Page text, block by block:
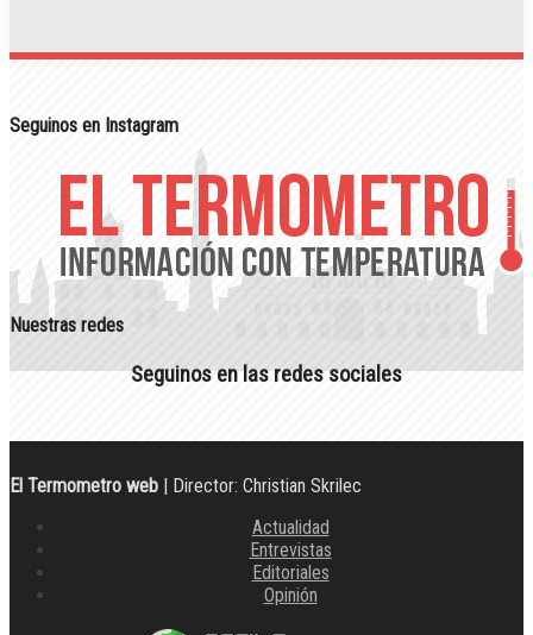
Seguinos en Instagram
Nuestras redes
Seguinos en las redes sociales
El Termometro web | Director: Christian Skrilec
Actualidad
Entrevistas
Editoriales
Opinión